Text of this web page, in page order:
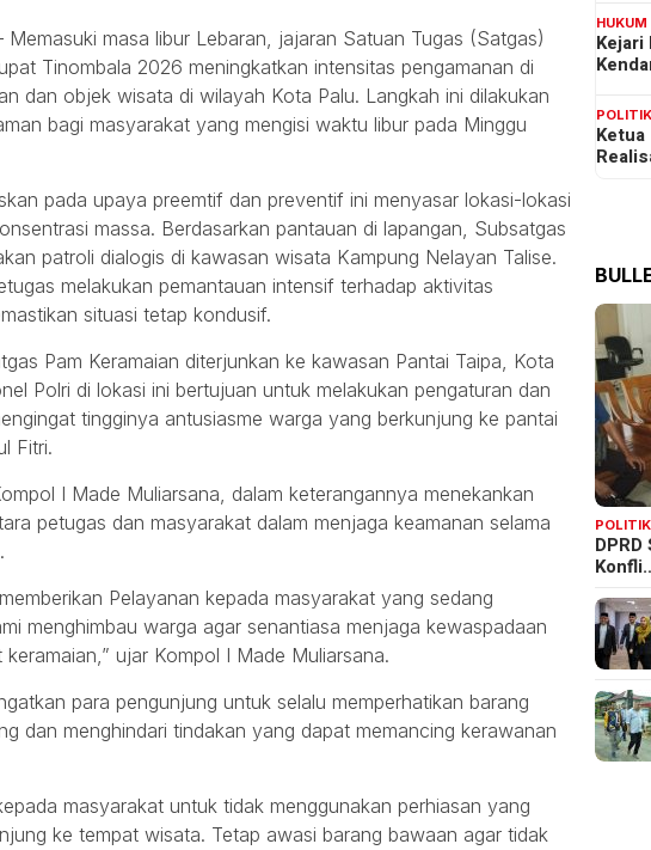
Memasuki masa libur Lebaran, jajaran Satuan Tugas (Satgas)
Tinombala 2026 meningkatkan intensitas pengamanan di
dan objek wisata di wilayah Kota Palu. Langkah ini dilakukan
bagi masyarakat yang mengisi waktu libur pada Minggu
pada upaya preemtif dan preventif ini menyasar lokasi-lokasi
massa. Berdasarkan pantauan di lapangan, Subsatgas
patroli dialogis di kawasan wisata Kampung Nelayan Talise.
melakukan pemantauan intensif terhadap aktivitas
situasi tetap kondusif.
Pam Keramaian diterjunkan ke kawasan Pantai Taipa, Kota
Polri di lokasi ini bertujuan untuk melakukan pengaturan dan
tingginya antusiasme warga yang berkunjung ke pantai
Fitri.
I Made Muliarsana, dalam keterangannya menekankan
petugas dan masyarakat dalam menjaga keamanan selama
Pelayanan kepada masyarakat yang sedang
menghimbau warga agar senantiasa menjaga kewaspadaan
ujar Kompol I Made Muliarsana.
para pengunjung untuk selalu memperhatikan barang
dan menghindari tindakan yang dapat memancing kerawanan
masyarakat untuk tidak menggunakan perhiasan yang
ke tempat wisata. Tetap awasi barang bawaan agar tidak
HUKUM
Kejari
Ketua
POLITIK